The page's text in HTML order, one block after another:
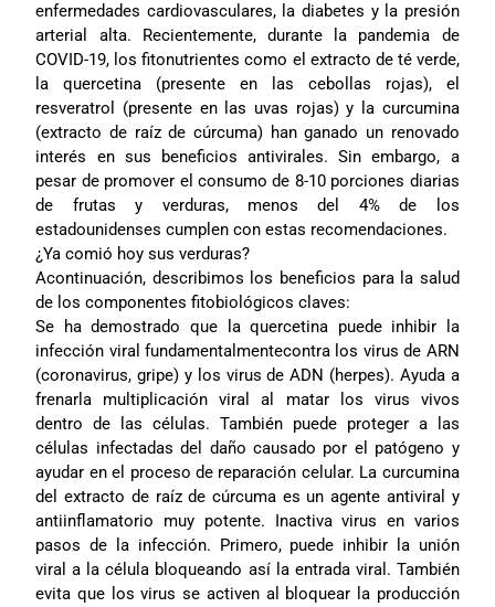
enfermedades cardiovasculares, la diabetes y la presión
arterial alta. Recientemente, durante la pandemia de
COVID-19, los fitonutrientes como el extracto de té verde,
la quercetina (presente en las cebollas rojas), el
resveratrol (presente en las uvas rojas) y la curcumina
(extracto de raíz de cúrcuma) han ganado un renovado
interés en sus beneficios antivirales. Sin embargo, a
pesar de promover el consumo de 8-10 porciones diarias
de frutas y verduras, menos del 4% de los
estadounidenses cumplen con estas recomendaciones.
¿Ya comió hoy sus verduras?
Acontinuación, describimos los beneficios para la salud
de los componentes fitobiológicos claves:
Se ha demostrado que la quercetina puede inhibir la
infección viral fundamentalmentecontra los virus de ARN
(coronavirus, gripe) y los virus de ADN (herpes). Ayuda a
frenarla multiplicación viral al matar los virus vivos
dentro de las células. También puede proteger a las
células infectadas del daño causado por el patógeno y
ayudar en el proceso de reparación celular. La curcumina
del extracto de raíz de cúrcuma es un agente antiviral y
antiinflamatorio muy potente. Inactiva virus en varios
pasos de la infección. Primero, puede inhibir la unión
viral a la célula bloqueando así la entrada viral. También
evita que los virus se activen al bloquear la producción